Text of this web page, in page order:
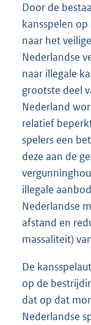
Door de
kansspelen
naar het
Nederlandse
naar illegale
grootste deel
Nederland
relatief
spelers een
deze aan de
illegale
Nederlandse
afstand en
massaliteit)
De
op de
dat op dat
Nederlandse